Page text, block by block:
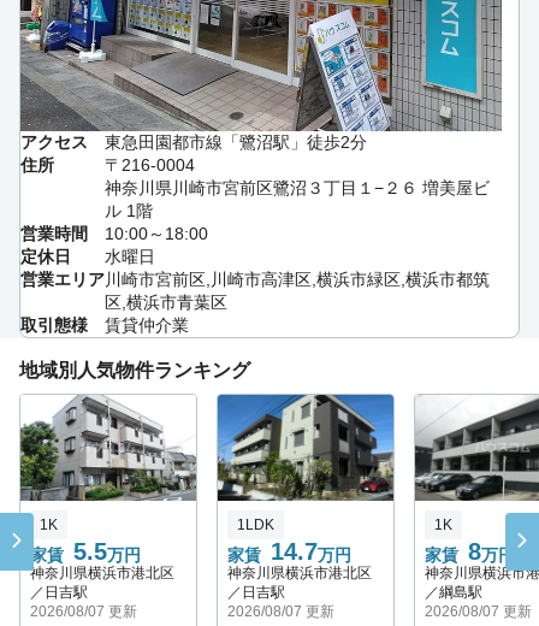
アクセス
東急田園都市線「鷺沼駅」徒歩2分
住所
〒216-0004
神奈川県川崎市宮前区鷺沼３丁目１−２６ 増美屋ビ
ル 1階
営業時間
10:00～18:00
定休日
水曜日
営業エリア川崎市宮前区,川崎市高津区,横浜市緑区,横浜市都筑
区,横浜市青葉区
取引態様
賃貸仲介業
地域別人気物件ランキング
家賃 5.5万円
1K
神奈川県横浜市港北区
／日吉駅
2026/08/07 更新
家賃 14.7万円
1LDK
神奈川県横浜市港北区
／日吉駅
2026/08/07 更新
家賃 8万円
1K
神奈川県横浜市
／綱島駅
2026/08/07 更新